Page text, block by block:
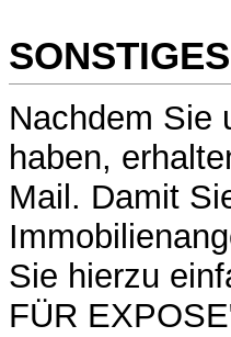
SONSTIGES
Nachdem Sie
haben,
Mail. Damit
Sie hierzu
FÜR